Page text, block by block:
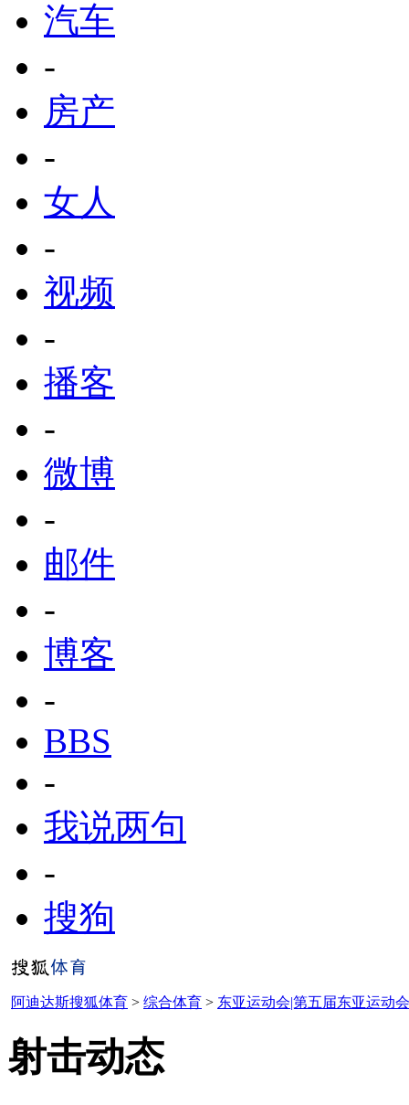
汽车
-
房产
-
女人
-
视频
-
播客
-
微博
-
邮件
-
博客
-
BBS
-
我说两句
-
搜狗
阿迪达斯搜狐体育 > 综合体育 > 东亚运动会|第五届东亚运动会
射击动态